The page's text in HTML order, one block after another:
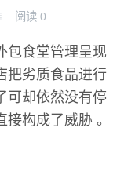
阅读 0
包食堂管理呈现
把劣质食品进行
可却依然没有停
构成了威胁 。